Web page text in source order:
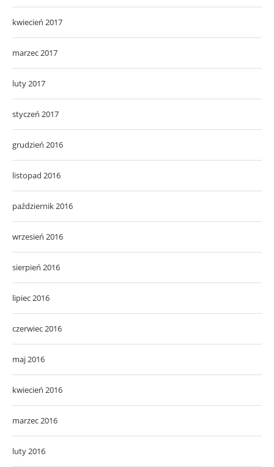
kwiecień 2017
marzec 2017
luty 2017
styczeń 2017
grudzień 2016
listopad 2016
październik 2016
wrzesień 2016
sierpień 2016
lipiec 2016
czerwiec 2016
maj 2016
kwiecień 2016
marzec 2016
luty 2016